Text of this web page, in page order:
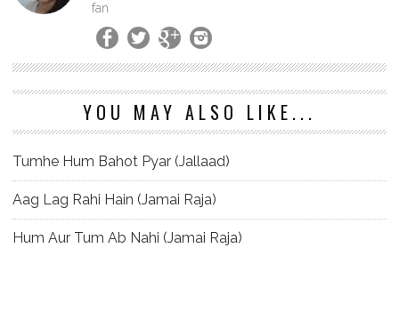
fan
YOU MAY ALSO LIKE...
Tumhe Hum Bahot Pyar (Jallaad)
Aag Lag Rahi Hain (Jamai Raja)
Hum Aur Tum Ab Nahi (Jamai Raja)